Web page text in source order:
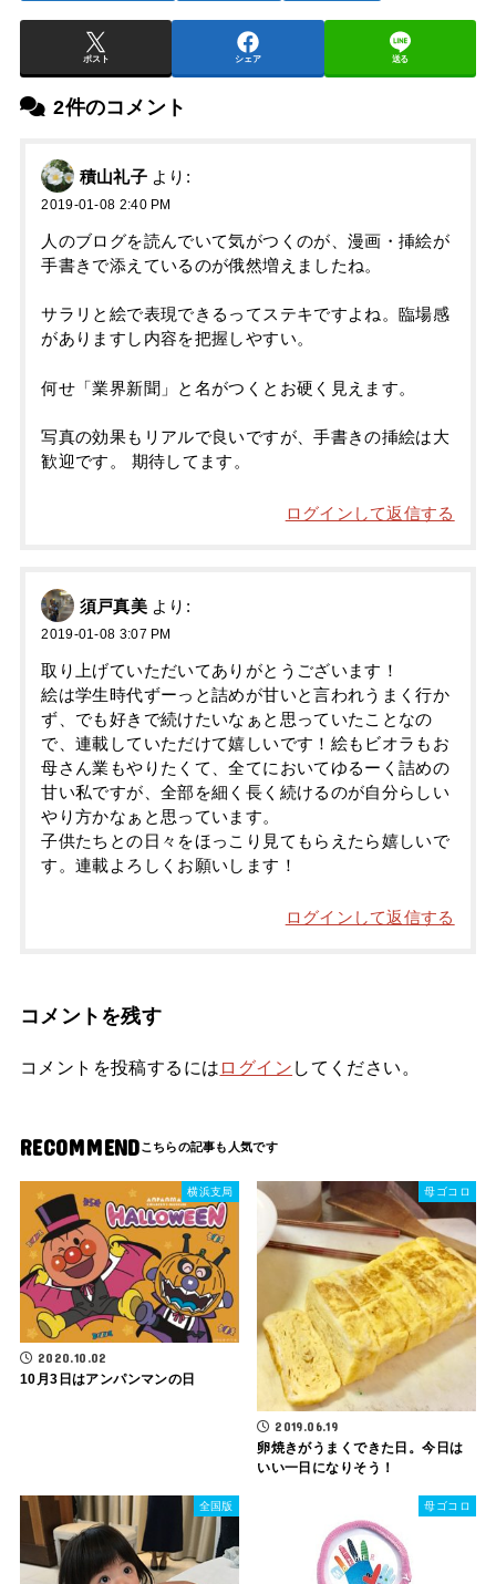
ポスト シェア 送る
2件のコメント
積山礼子 より:
2019-01-08 2:40 PM
人のブログを読んでいて気がつくのが、漫画・挿絵が
手書きで添えているのが俄然増えましたね。
サラリと絵で表現できるってステキですよね。臨場感
がありますし内容を把握しやすい。
何せ「業界新聞」と名がつくとお硬く見えます。
写真の効果もリアルで良いですが、手書きの挿絵は大
歓迎です。 期待してます。
ログインして返信する
須戸真美 より:
2019-01-08 3:07 PM
取り上げていただいてありがとうございます！
絵は学生時代ずーっと詰めが甘いと言われうまく行か
ず、でも好きで続けたいなぁと思っていたことなの
で、連載していただけて嬉しいです！絵もビオラもお
母さん業もやりたくて、全てにおいてゆるーく詰めの
甘い私ですが、全部を細く長く続けるのが自分らしい
やり方かなぁと思っています。
子供たちとの日々をほっこり見てもらえたら嬉しいで
す。連載よろしくお願いします！
ログインして返信する
コメントを残す
コメントを投稿するには ログイン してください。
RECOMMEND
横浜支局
2020.10.02
10月3日はアンパンマンの日
母ゴコロ
2019.06.19
卵焼きがうまくできた日。今日は
いい一日になりそう！
全国版 母ゴコロ